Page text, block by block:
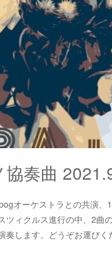
奏曲
オーケストラとの共演、
ツィクルス進行の中、2曲
します。どうぞお運びくだ